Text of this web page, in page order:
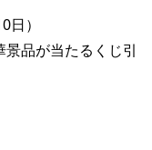
）
品が当たるくじ引